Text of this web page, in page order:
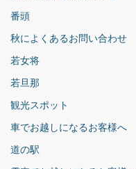
番頭
秋によくあるお問い合わせ
若女将
若旦那
観光スポット
車でお越しになるお客様へ
道の駅